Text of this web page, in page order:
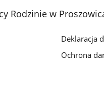
Rodzinie w
Deklaracja
Ochrona